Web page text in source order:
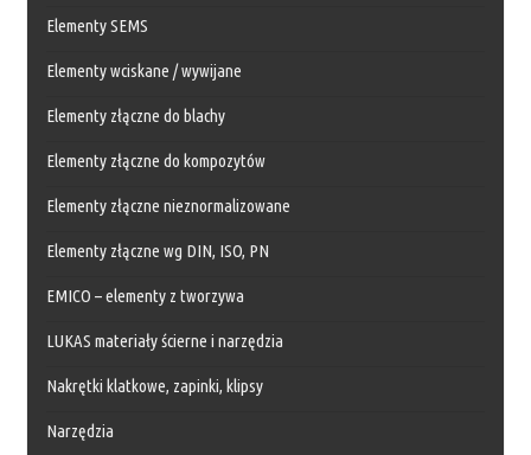
Elementy SEMS
Elementy wciskane / wywijane
Elementy złączne do blachy
Elementy złączne do kompozytów
Elementy złączne nieznormalizowane
Elementy złączne wg DIN, ISO, PN
EMICO – elementy z tworzywa
LUKAS materiały ścierne i narzędzia
Nakrętki klatkowe, zapinki, klipsy
Narzędzia